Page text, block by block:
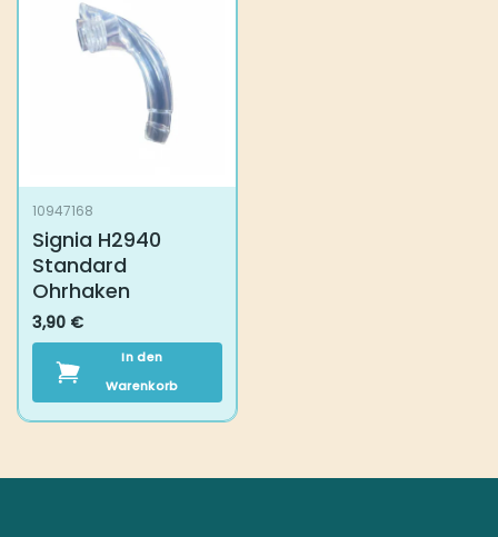
10947168
Signia H2940
Standard
Ohrhaken
3,90 €
In den
Warenkorb